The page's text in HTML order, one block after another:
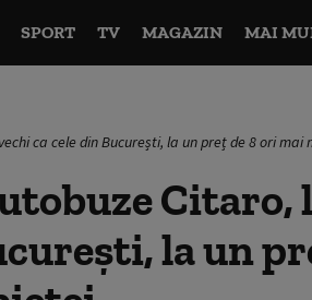
SPORT TV MAGAZIN MAI
ca cele din București, la un preț de 8 ori
Citaro,
la un